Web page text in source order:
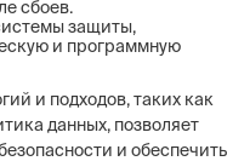
сбоев.
защиты,
и программную
и подходов, таких как
данных, позволяет
и обеспечить